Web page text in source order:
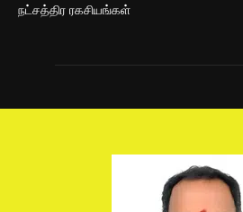
நட்சத்திர ரகசியங்கள்